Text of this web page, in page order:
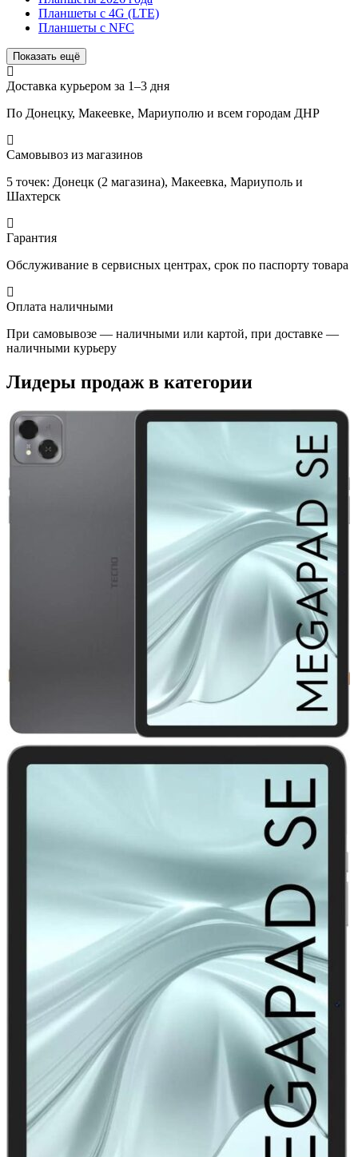
Планшеты с 4G (LTE)
Планшеты с NFC
Показать ещё
Доставка курьером за 1–3 дня
По Донецку, Макеевке, Мариуполю и всем городам ДНР
Самовывоз из магазинов
5 точек: Донецк (2 магазина), Макеевка, Мариуполь и
Шахтерск
Гарантия
Обслуживание в сервисных центрах, срок по паспорту товара
Оплата наличными
При самовывозе — наличными или картой, при доставке —
наличными курьеру
Лидеры продаж в категории